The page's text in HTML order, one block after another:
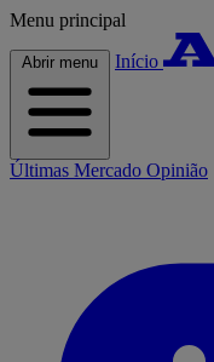
Menu principal
Abrir menu Início
Últimas Mercado Opinião